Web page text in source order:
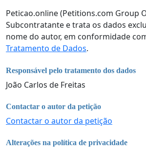
Peticao.online (Petitions.com Group
Subcontratante e trata os dados
nome do autor, em conformidade
Tratamento de Dados.
Responsável pelo tratamento dos dados
João Carlos de Freitas
Contactar o autor da petição
Contactar o autor da petição
Alterações na política de privacidade